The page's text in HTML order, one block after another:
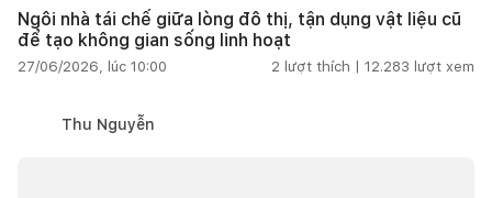
Ngôi nhà tái chế giữa lòng đô thị, tận dụng vật liệu cũ
để tạo không gian sống linh hoạt
27/06/2026, lúc 10:00 2 lượt thích | 12.283 lượt xem
Thu Nguyễn